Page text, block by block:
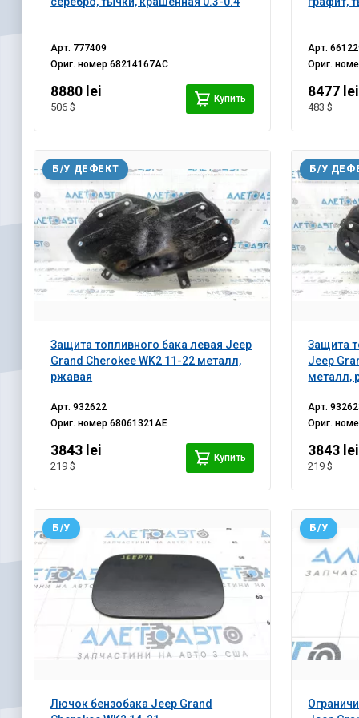
Арт. 777409
Ориг. номер68214167AC
8880 lei
506 $
Купить
Арт.
Ориг.
8477 lei
483 $
Защита топливного бака левая Jeep
Grand Cherokee WK2 11-22 металл,
ржавая
Б/У ДЕФЕКТ
Арт.932622
Ориг. номер68061321AE
3843 lei
219 $
Купить
Защита
Jeep
металл,
Б/У
Арт.
Ориг.
3843 lei
219 $
Лючок бензобака Jeep Grand
Б/У Б/У